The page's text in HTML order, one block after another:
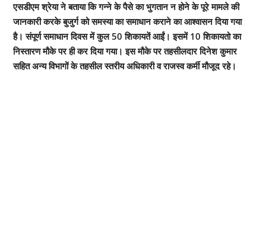
एसडीएम श्रेया ने बताया कि गन्ने के पैसे का भुगतान न होने के पूरे मामले की
जानकारी करके बुजुर्ग को समस्या का समाधान कराने का आश्वासन दिया गया
है। संपूर्ण समाधान दिवस में कुल 50 शिकायतें आईं। इसमें 10 शिकायतो का
निस्तारण मौके पर ही कर दिया गया। इस मौके पर तहसीलदार दिनेश कुमार
सहित अन्य विभागों के तहसील स्तरीय अधिकारी व राजस्व कर्मी मौजूद रहे।